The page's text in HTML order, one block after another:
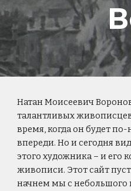
Натан Моисеевич
талантливых
время, когда он будет
впереди. Но и сегодня
этого художника – и его
живописи. Этот сайт
начнем мы с небольшого